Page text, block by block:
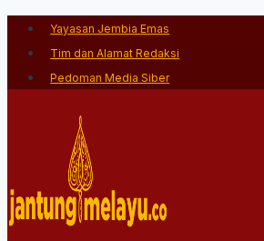
Skip
content
Yayasan Jembia Emas
Tim dan Alamat Redaksi
Pedoman Media Siber